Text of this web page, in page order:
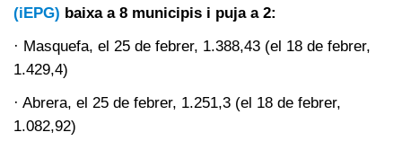
(iEPG) baixa a 8 municipis i puja a 2:
· Masquefa, el 25 de febrer, 1.388,43 (el 18 de febrer,
1.429,4)
· Abrera, el 25 de febrer, 1.251,3 (el 18 de febrer,
1.082,92)